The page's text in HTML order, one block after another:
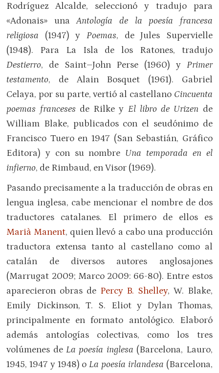
Rodríguez Alcalde, seleccionó y tradujo para
«Adonais» unaAntología de la poesía francesa
religiosa (1947) yPoemas, de Jules Supervielle
(1948). Para La Isla de los Ratones, tradujo
Destierro, de Saint–John Perse (1960) y Primer
testamento, de Alain Bosquet (1961). Gabriel
Celaya, por su parte, vertió al castellano Cincuenta
poemas franceses de Rilke y El libro de Urizen de
William Blake, publicados con el seudónimo de
Francisco Tuero en 1947 (San Sebastián, Gráfico
Editora) y con su nombre Una temporada en el
infierno, de Rimbaud, en Visor (1969).
Pasando precisamente a la traducción de obras en
lengua inglesa, cabe mencionar el nombre de dos
traductores catalanes. El primero de ellos es
Marià Manent, quien llevó a cabo una producción
traductora extensa tanto al castellano como al
catalán de diversos autores anglosajones
(Marrugat 2009; Marco 2009: 66-80). Entre estos
aparecieron obras de Percy B. Shelley, W. Blake,
Emily Dickinson, T. S. Eliot y Dylan Thomas,
principalmente en formato antológico. Elaboró
además antologías colectivas, como los tres
volúmenes deLa poesía inglesa (Barcelona, Lauro,
1945, 1947 y 1948) oLa poesía irlandesa (Barcelona,